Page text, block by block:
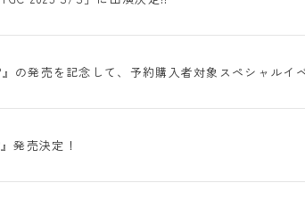
の発売を記念して、予約購入者対象スペシャルイ
発売決定！